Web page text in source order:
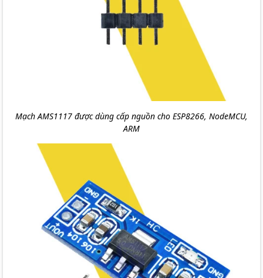
Mạch AMS1117 được dùng cấp nguồn cho ESP8266, NodeMCU,
ARM